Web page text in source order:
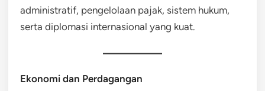
administratif, pengelolaan pajak, sistem hukum,
serta diplomasi internasional yang kuat.
Ekonomi dan Perdagangan